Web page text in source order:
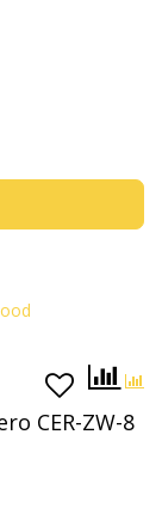
CER-ZW-8